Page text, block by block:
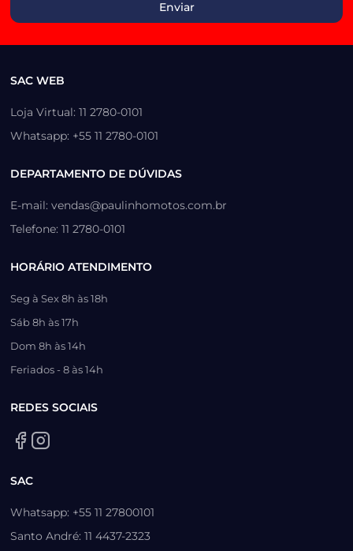
SAC WEB
Loja Virtual: 11 2780-0101
Whatsapp: +55 11 2780-0101
DEPARTAMENTO DE DÚVIDAS
E-mail: vendas@paulinhomotos.com.br
Telefone: 11 2780-0101
HORÁRIO ATENDIMENTO
Seg à Sex 8h às 18h
Sáb 8h às 17h
Dom 8h às 14h
Feriados - 8 às 14h
REDES SOCIAIS
SAC
Whatsapp: +55 11 27800101
Santo André: 11 4437-2323